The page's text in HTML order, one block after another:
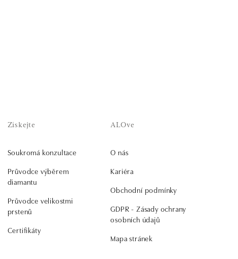
Získejte
Soukromá konzultace
Průvodce výběrem
diamantu
Průvodce velikostmi
prstenů
Certifikáty
ALOve
O nás
Kariéra
Obchodní podmínky
GDPR - Zásady ochrany
osobních údajů
Mapa stránek